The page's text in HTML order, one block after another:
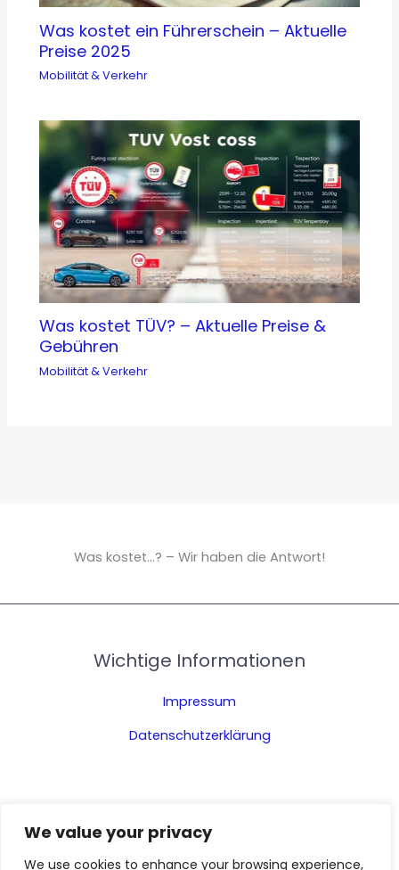
We value your privacy
We use cookies to enhance your browsing experience,
Was kostet ein Führerschein – Aktuelle
Preise 2025
Mobilität & Verkehr
Was kostet TÜV? – Aktuelle Preise &
Gebühren
Mobilität & Verkehr
Was kostet...? – Wir haben die Antwort!
Wichtige Informationen
Impressum
Datenschutzerklärung